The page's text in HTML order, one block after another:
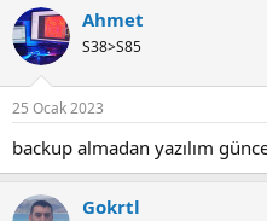
Ahmet
S38>S85
25 Ocak 2023
backup almadan yazılım
Gokrtl